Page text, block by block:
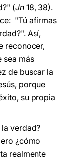
(Jn 18, 38).
"Tú afirmas
Así,
reconocer,
sea más
de buscar la
porque
su propia
verdad?
¿cómo
realmente